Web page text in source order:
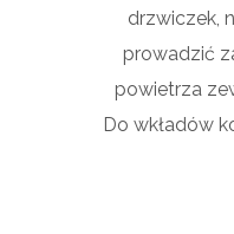
drzwiczek,
prowadzić
powietrza
Do wkładów